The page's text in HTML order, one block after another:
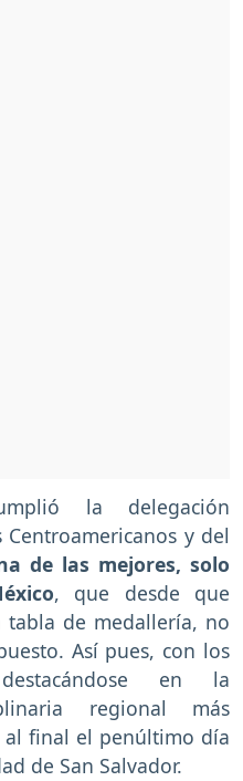
la delegación
y del
de las mejores, solo
, que desde que
tabla de medallería, no
Así pues, con los
en la
regional más
final el penúltimo día
de San Salvador.